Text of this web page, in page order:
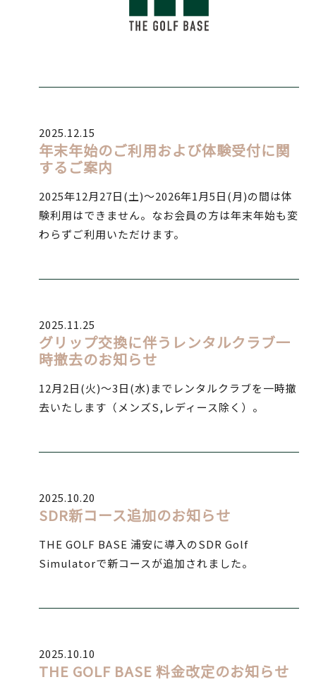
2025.12.15
年末年始のご利用および体験受付に関
するご案内
2025年12月27日(土)～2026年1月5日(月)の間は体
験利用はできません。なお会員の方は年末年始も変
わらずご利用いただけます。
2025.11.25
グリップ交換に伴うレンタルクラブ一
時撤去のお知らせ
12月2日(火)～3日(水)までレンタルクラブを一時撤
去いたします（メンズS,レディース除く）。
2025.10.20
SDR新コース追加のお知らせ
THE GOLF BASE 浦安に導入のSDR Golf
Simulatorで新コースが追加されました。
2025.10.10
THE GOLF BASE 料金改定のお知らせ